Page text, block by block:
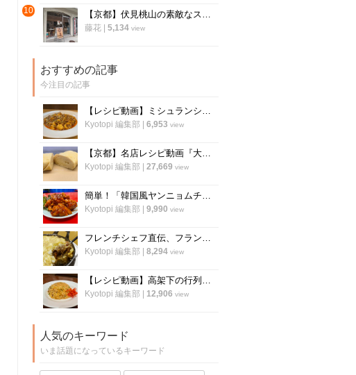
10 【京都】伏見桃山の素敵なスイーツカフェ「パレード伏見洋菓子店」
藤花| 5,134 view
おすすめの記事
今注目の記事
【レシピ動画】ミシュランシェフ直伝レシピ！絶品、麻婆豆腐の作り方『中国料理 菜格』
Kyotopi 編集部 6,953 view
【京都】名店レシピ動画『大徳寺さいき家』直伝 「ふわふわ だし巻き卵」の作り方！
Kyotopi 編集部 27,669 view
簡単！「韓国風ヤンニョムチキン」の作り方！京都の人気韓国料理店『ナム』に教わりました！
Kyotopi 編集部 9,990 view
フレンチシェフ直伝、フランスの家庭料理『ジャガイモとミートソースのグラタン』の作り方
Kyotopi 編集部 8,294 view
【レシピ動画】高架下の行列ラーメン店「大中」にプロのチャーハンを教わる！
Kyotopi 編集部 12,906 view
人気のキーワード
いま話題になっているキーワード